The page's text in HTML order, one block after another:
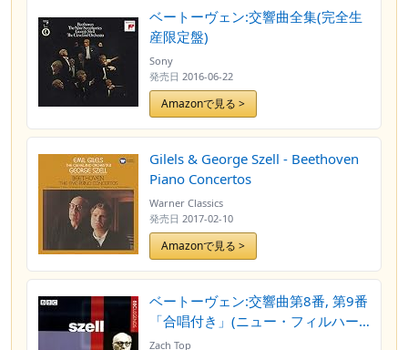
ベートーヴェン:交響曲全集(完全生
産限定盤)
Sony
発売日 2016-06-22
Amazonで見る >
Gilels & George Szell - Beethoven
Piano Concertos
Warner Classics
発売日 2017-02-10
Amazonで見る >
ベートーヴェン:交響曲第8番, 第9番
「合唱付き」(ニュー・フィルハー
モニア管/合唱団/セル)(1968)
Zach Top